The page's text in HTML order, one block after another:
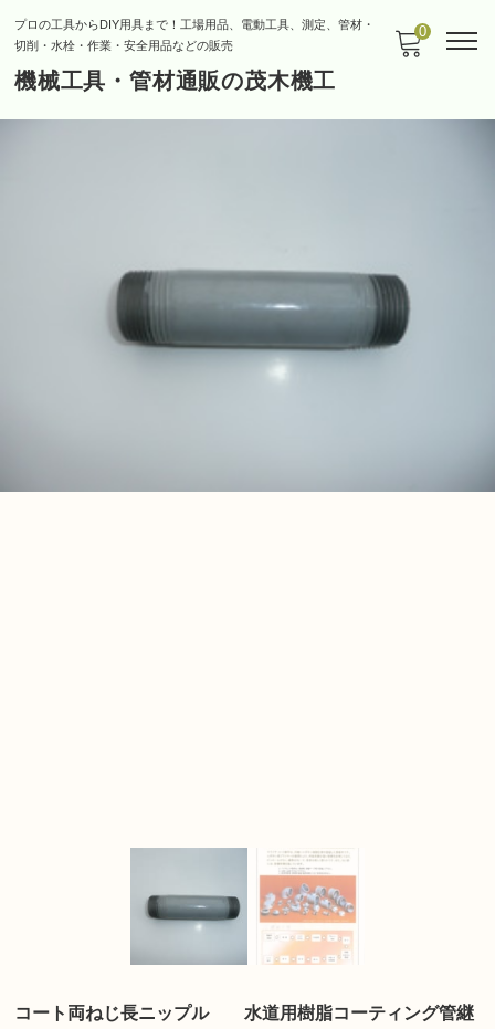
プロの工具からDIY用具まで！工場用品、電動工具、測定、管材・
切削・水栓・作業・安全用品などの販売
機械工具・管材通販の茂木機工
0
コート両ねじ長ニップル 水道用樹脂コーティング管継